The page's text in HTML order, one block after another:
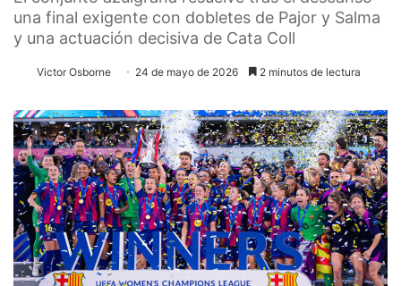
una final exigente con dobletes de Pajor y Salma
y una actuación decisiva de Cata Coll
Victor Osborne 24 de mayo de 2026 2 minutos de lectura